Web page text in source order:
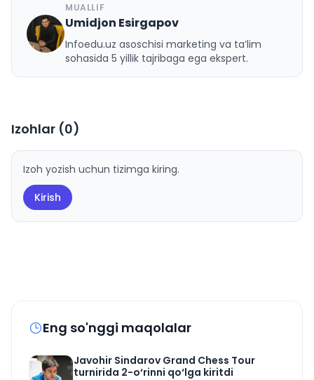
U
MUALLIF
Umidjon Esirgapov
Infoedu.uz asoschisi marketing va ta’lim
sohasida 5 yillik tajribaga ega ekspert.
Izohlar (0)
Izoh yozish uchun tizimga kiring.
Kirish
Eng so'nggi maqolalar
Javohir Sindarov Grand Chess Tour
turnirida 2-o‘rinni qo‘lga kiritdi